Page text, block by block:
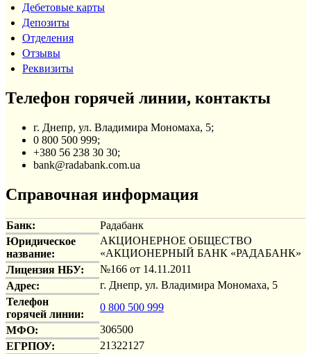
Дебетовые карты
Депозиты
Отделения
Отзывы
Реквизиты
Телефон горячей линии, контакты
г. Днепр, ул. Владимира Мономаха, 5;
0 800 500 999;
+380 56 238 30 30;
bank@radabank.com.ua
Справочная информация
Банк:
Радабанк
Юридическое
название:
АКЦИОНЕРНОЕ ОБЩЕСТВО
«АКЦИОНЕРНЫЙ БАНК «РАДАБАНК»
Лицензия НБУ:
№166 от 14.11.2011
Адрес:
г. Днепр, ул. Владимира Мономаха, 5
Телефон
горячей линии:
0 800 500 999
МФО:
306500
ЕГРПОУ:
21322127